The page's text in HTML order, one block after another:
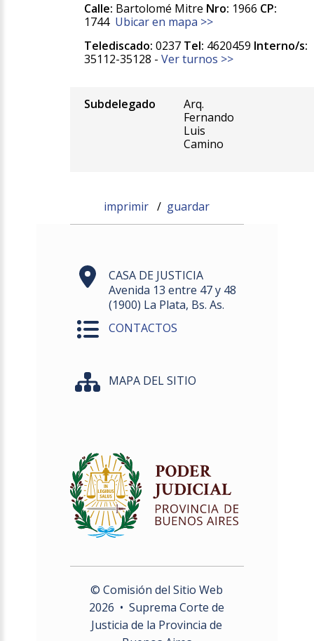
Calle: Bartolomé Mitre Nro: 1966 CP:
1744 Ubicar en mapa >>
Telediscado: 0237 Tel: 4620459 Interno/s:
35112-35128 - Ver turnos >>
Subdelegado
Arq.
Fernando
Luis
Camino
imprimir / guardar
CASA DE JUSTICIA
Avenida 13 entre 47 y 48
(1900) La Plata, Bs. As.
CONTACTOS
MAPA DEL SITIO
© Comisión del Sitio Web
2026 • Suprema Corte de
Justicia de la Provincia de